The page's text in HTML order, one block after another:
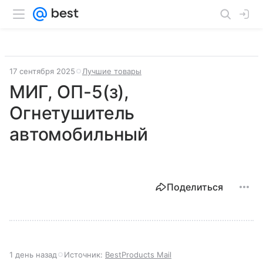
17 сентября 2025 Лучшие товары
МИГ, ОП-5(з),
Огнетушитель
автомобильный
Поделиться
1 день назад Источник: BestProducts Mail